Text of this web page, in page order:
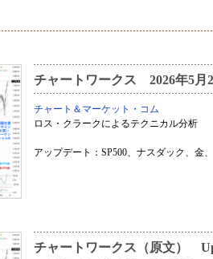
チャートワークス 2026年5
チャート＆マーケット・コム
ロス・クラークによるテクニカル分析
アップデート：SP500、ナスダック、金
チャートワークス（原文）